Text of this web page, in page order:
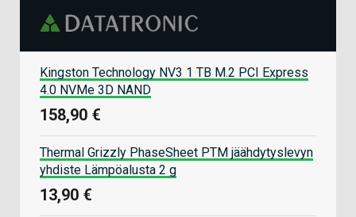
Kingston Technology NV3 1 TB M.2 PCI Express
4.0 NVMe 3D NAND
158,90 €
Thermal Grizzly PhaseSheet PTM jäähdytyslevyn
yhdiste Lämpöalusta 2 g
13,90 €